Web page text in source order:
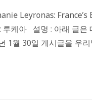
Leyronas:
케아 설명 : 아래 글은
월 30일 게시글을 우